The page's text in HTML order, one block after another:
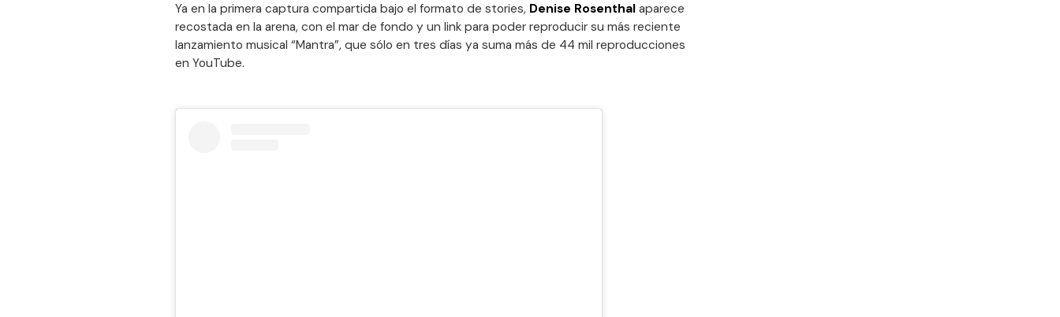
Ya en la primera captura compartida bajo el formato de stories, Denise Rosenthal aparece
recostada en la arena, con el mar de fondo y un link para poder reproducir su más reciente
lanzamiento musical “Mantra”, que sólo en tres días ya suma más de 44 mil reproducciones
en YouTube.